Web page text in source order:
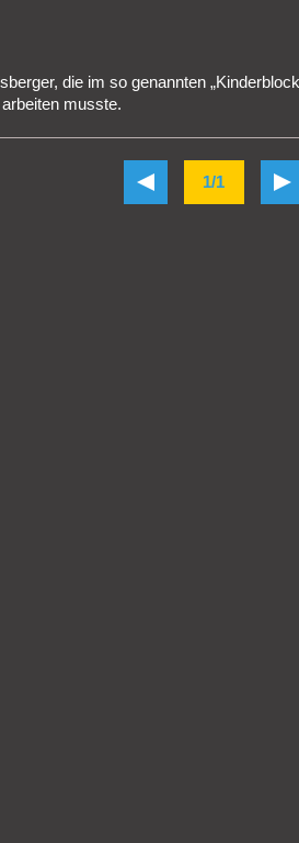
die im so genannten
musste.
1/1